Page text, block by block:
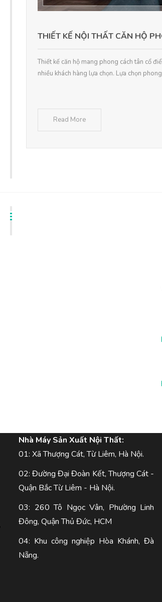
THIẾT KẾ NỘI THẤT CĂN HỘ
Thiết kế căn hộ mang phong cách tân cổ
nhiều khách hàng lựa chọn. Lựa chọn
Read More
Nhà Máy Sản Xuất Nội Thất:
01: Xã Thượng Cát, Từ Liêm, Hà Nội.
02: Đường Đại Đoàn Kết, Thượng Cát -
Quận Bắc Từ Liêm - Hà Nội.
03: 260 Tô Ngọc Vân, Phường Linh
Đông, Quận Thủ Đức, HCM
04: Khu công nghiệp Hòa Khánh, Đà
Nẵng.